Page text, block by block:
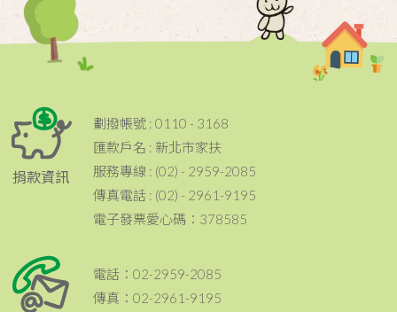
捐款資訊
劃撥帳號 : 0110 - 3168
匯款戶名 : 新北市家扶
服務專線 : (02) - 2959-2085
傳真電話 : (02) - 2961-9195
電子發票愛心碼：378585
電話：02-2959-2085
傳真：02-2961-9195